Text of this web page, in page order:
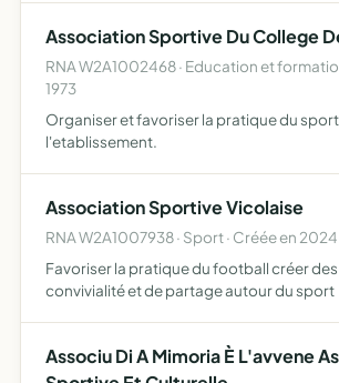
Association Sportive Du College
RNA W2A1002468 · Education et
1973
Organiser et favoriser la pratique du
l'etablissement.
Association Sportive Vicolaise
RNA W2A1007938 · Sport · Créée en 2024
Favoriser la pratique du football créer
convivialité et de partage autour du sport
Associu Di A Mimoria È L'avvene